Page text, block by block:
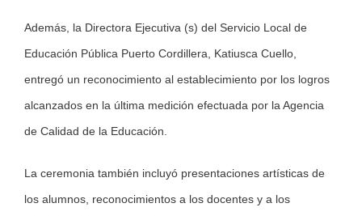
Además, la Directora Ejecutiva (s) del Servicio Local de
Educación Pública Puerto Cordillera, Katiusca Cuello,
entregó un reconocimiento al establecimiento por los logros
alcanzados en la última medición efectuada por la Agencia
de Calidad de la Educación.
La ceremonia también incluyó presentaciones artísticas de
los alumnos, reconocimientos a los docentes y a los